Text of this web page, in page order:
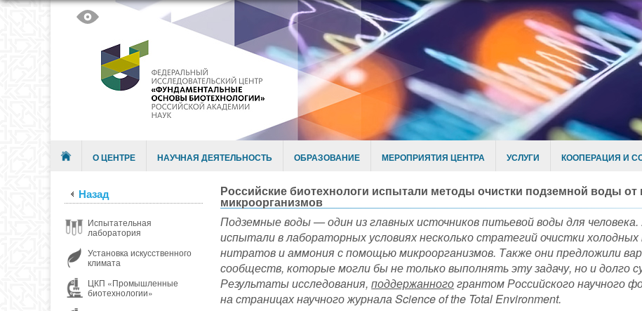
Menu О ЦЕНТРЕ НАУЧНАЯ ДЕЯТЕЛЬНОСТЬ ОБРАЗОВАНИЕ МЕРОПРИЯТИЯ ЦЕНТРА УСЛУГИ КООПЕРАЦИЯ И
Назад
Испытательная
лаборатория
Установка искусственного
климата
ЦКП «Промышленные
биотехнологии»
Российские биотехнологи испытали методы очистки подземной воды
микроорганизмов
Подземные воды — один из главных источников питьевой воды для
испытали в лабораторных условиях несколько стратегий очистки
нитратов и аммония с помощью микроорганизмов. Также они предложили
сообществ, которые могли бы не только выполнять эту задачу, но и долго
Результаты исследования,поддержанногогрантом Российского научного
на страницах научного журналаScienceofthe Total Environment.